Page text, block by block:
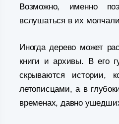
Возможно, именно
вслушаться в их
Иногда дерево может
книги и архивы. В его
скрываются истории,
летописцами, а в
временах, давно